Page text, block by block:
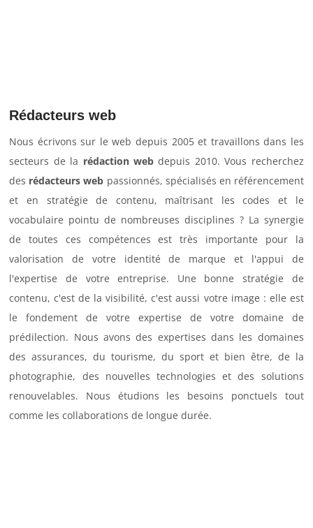
Rédacteurs web
Nous écrivons sur le web depuis 2005 et travaillons dans les
secteurs de la rédaction web depuis 2010. Vous recherchez
des rédacteurs web passionnés, spécialisés en référencement
et en stratégie de contenu, maîtrisant les codes et le
vocabulaire pointu de nombreuses disciplines ? La synergie
de toutes ces compétences est très importante pour la
valorisation de votre identité de marque et l'appui de
l'expertise de votre entreprise. Une bonne stratégie de
contenu, c'est de la visibilité, c'est aussi votre image : elle est
le fondement de votre expertise de votre domaine de
prédilection. Nous avons des expertises dans les domaines
des assurances, du tourisme, du sport et bien être, de la
photographie, des nouvelles technologies et des solutions
renouvelables. Nous étudions les besoins ponctuels tout
comme les collaborations de longue durée.